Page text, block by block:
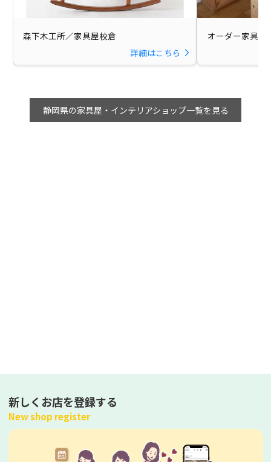
森下木工所／家具屋校倉
詳細はこちら
オーダー家具の
静岡県の家具屋・インテリアショップ一覧を見る
新しくお店を登録する
New shop register